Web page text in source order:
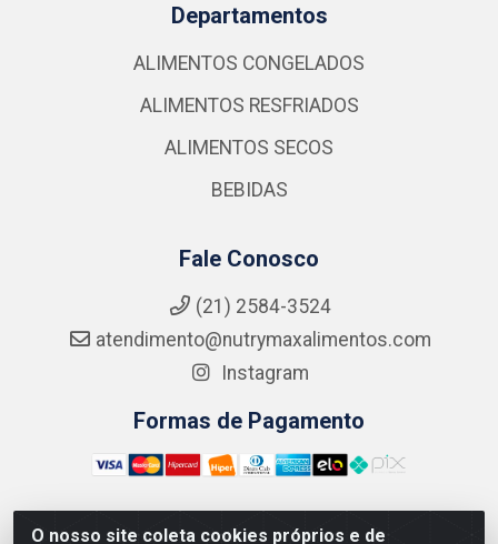
O nosso site coleta cookies próprios e de
Departamentos
ALIMENTOS CONGELADOS
ALIMENTOS RESFRIADOS
ALIMENTOS SECOS
BEBIDAS
Fale Conosco
(21) 2584-3524
atendimento@nutrymaxalimentos.com
Instagram
Formas de Pagamento